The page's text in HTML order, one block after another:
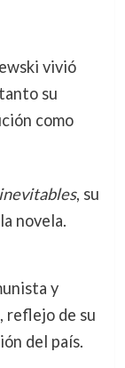
vivió
su
como
, su
novela.
y
reflejo de su
del país.